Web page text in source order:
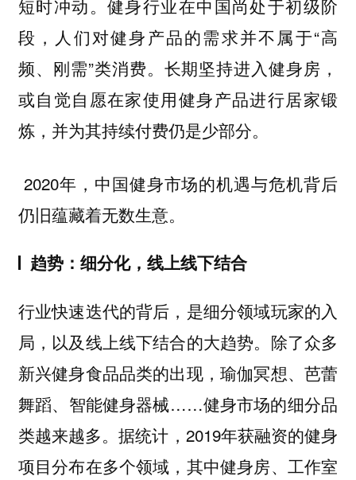
短时冲动。健身行业在中国尚处于初级阶
段，人们对健身产品的需求并不属于“高
频、刚需”类消费。长期坚持进入健身房，
或自觉自愿在家使用健身产品进行居家锻
炼，并为其持续付费仍是少部分。
2020年，中国健身市场的机遇与危机背后
仍旧蕴藏着无数生意。
趋势：细分化，线上线下结合
行业快速迭代的背后，是细分领域玩家的入
局，以及线上线下结合的大趋势。 除了众多
新兴健身食品品类的出现，瑜伽冥想、芭蕾
舞蹈、智能健身器械……健身市场的细分品
类越来越多。据统计，2019年获融资的健身
项目分布在多个领域，其中健身房、工作室